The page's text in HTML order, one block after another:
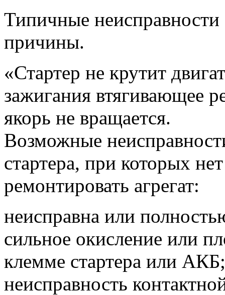
Типичные
причины.
«Стартер не крутит
зажигания втягивающее
якорь не вращается.
Возможные
стартера, при которых
ремонтировать агрегат:
неисправна или
сильное окисление или
клемме стартера или АКБ;
неисправность